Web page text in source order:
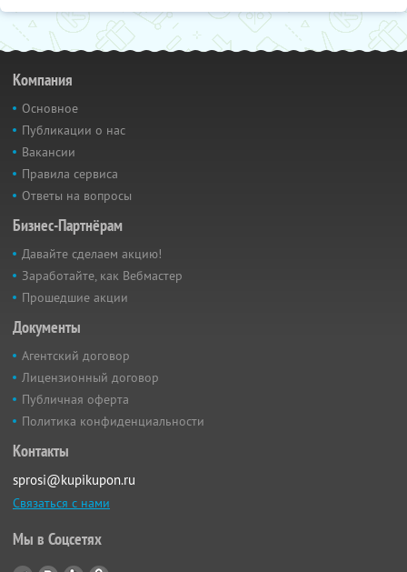
Компания
Основное
Публикации о нас
Вакансии
Правила сервиса
Ответы на вопросы
Бизнес-Партнёрам
Давайте сделаем акцию!
Заработайте, как Вебмастер
Прошедшие акции
Документы
Агентский договор
Лицензионный договор
Публичная оферта
Политика конфиденциальности
Контакты
sprosi@kupikupon.ru
Связаться с нами
Мы в Соцсетях